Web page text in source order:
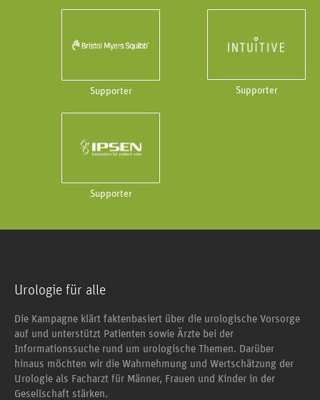
Supporter Supporter
Supporter
Urologie für alle
Die Kampagne klärt faktenbasiert über die urologische Vorsorge
auf und unterstützt Patienten sowie Ärzte bei der
Informationssuche rund um urologische Themen. Darüber
hinaus möchten wir die Wahrnehmung und Wertschätzung der
Urologie als Facharzt für Männer, Frauen und Kinder in der
Gesellschaft stärken.